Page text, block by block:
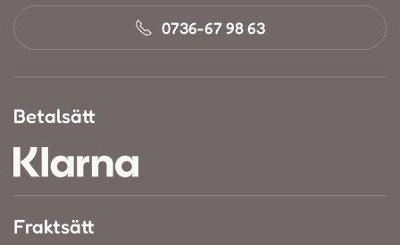
0736-67 98 63
Betalsätt
Fraktsätt